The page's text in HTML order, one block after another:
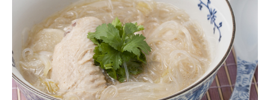
を
開
き
ま
す